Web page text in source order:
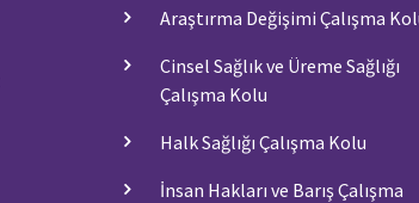
Araştırma Değişimi Çalışma
Cinsel Sağlık ve Üreme Sağlığı
Çalışma Kolu
Halk Sağlığı Çalışma Kolu
İnsan Hakları ve Barış Çalışma